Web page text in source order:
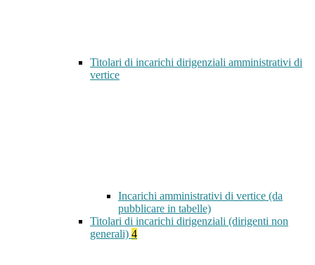
Titolari di incarichi dirigenziali amministrativi di
vertice
Incarichi amministrativi di vertice (da
pubblicare in tabelle)
Titolari di incarichi dirigenziali (dirigenti non
generali) 4